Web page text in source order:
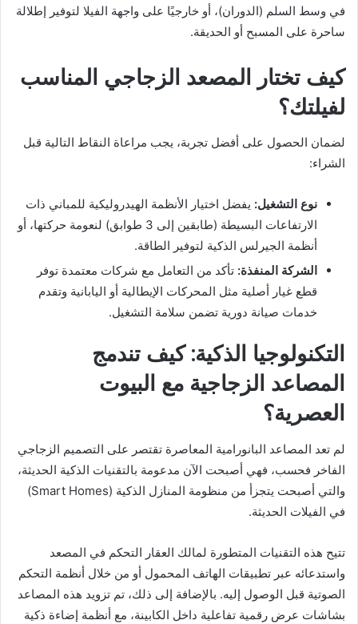
في وسط السلم (الدوران)، أو خارجيًا على واجهة الفيلا لتوفير إطلالة
ساحرة على المسبح أو الحديقة.
كيف تختار المصعد الزجاجي المناسب
لفيلتك؟
لضمان الحصول على أفضل تجربة، يجب مراعاة النقاط التالية قبل
الشراء:
نوع التشغيل: يفضل اختيار الأنظمة الهيدروليكية للمباني ذات
الارتفاعات البسيطة (طابقين إلى 3 طوابق) لنعومة حركتها، أو
أنظمة الجيرلس الذكية لتوفير الطاقة.
الشركة المنفذة: تأكد من التعامل مع شركات معتمدة توفر
قطع غيار أصلية مثل المحركات الإيطالية أو اليابانية وتقدم
خدمات صيانة دورية تضمن سلامة التشغيل.
التكنولوجيا الذكية: كيف تندمج
المصاعد الزجاجية مع البيوت
العصرية؟
لم تعد المصاعد البانورامية المعاصرة تقتصر على التصميم الزجاجي
الفاخر فحسب، فهي أصبحت الآن مدعومة بالتقنيات الذكية الحديثة،
والتي أصبحت يتجزأ من منظومة المنازل الذكية (Smart Homes)
في الفيلات الحديثة.
تتيح هذه التقنيات المتطورة لمالك العقار التحكم في المصعد
واستدعائه عبر تطبيقات الهاتف المحمول أو من خلال أنظمة التحكم
الصوتية قبل الوصول إليه. بالإضافة إلى ذلك، تم تزويد هذه المصاعد
بشاشات عرض رقمية تفاعلية داخل الكابينة، مع أنظمة إضاءة ذكية